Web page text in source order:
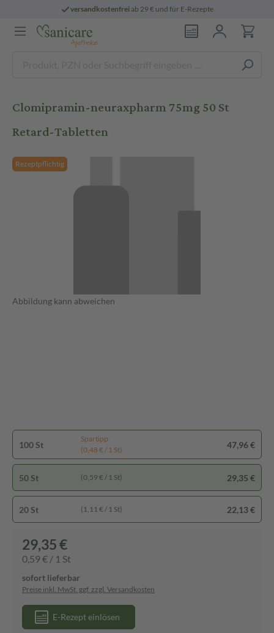
versandkostenfreiab 29 € und für E-Rezepte
Clomipramin-neuraxpharm 75mg 50 St
Retard-Tabletten
Rezeptpflichtig
Abbildung kann abweichen
100 St
Spartipp
(0,48 € / 1 St)
47,96 €
50 St (0,59 € / 1 St) 29,35 €
20 St (1,11 € / 1 St) 22,13 €
29,35 €
0,59 € / 1 St
sofort lieferbar
Preise inkl. MwSt. ggf. zzgl. Versandkosten
E-Rezept einlösen